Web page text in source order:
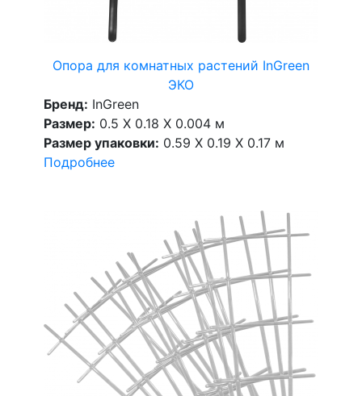
Опора для комнатных растений InGreen
ЭКО
Бренд: InGreen
Размер: 0.5 X 0.18 X 0.004 м
Размер упаковки: 0.59 X 0.19 X 0.17 м
Подробнее